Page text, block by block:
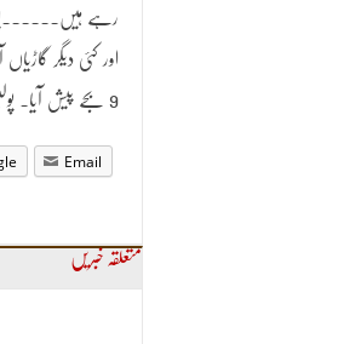
رہے
اور کئی دیگر
9 بجے پیش آیا۔ پولیس نے لاشوں اور زخمیوں کو اسپتال پہنچا کرحادثے کی تفتیش شروع کر دیے۔
Email
متعلقہ خبریں